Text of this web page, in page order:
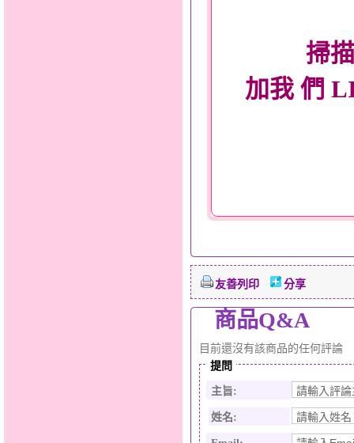
掃
加我 們
友善列印 分享
商品Q&A
目前還沒有該商品的任何評論
提問
主旨:
姓名: